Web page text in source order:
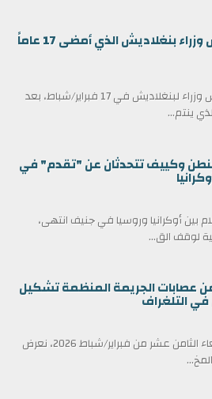
من هو طارق رحمن رئيس وزراء بنغلاديش الذي أمضى 17 عاماً
أدى طارق رحمن اليمين كرئيس وزراء لبنغلاديش في 17 فبراير/شباط، بعد
ينتم...
وكييف تتحدثان عن "تقدم" في
بين أوكرانيا وروسيا في جنيف انتهى،
لوقف الق...
من عصابات الجريمة المنظمة تشكيل
التلغراف
في عناوين الصحف ليوم الأربعاء الثامن عشر من فبراير/شباط 2026، نعرض